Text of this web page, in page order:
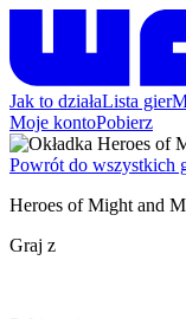
Jak to działaLista gier
Moje kontoPobierz
Powrót do wszystkich
Heroes of Might and
Graj z